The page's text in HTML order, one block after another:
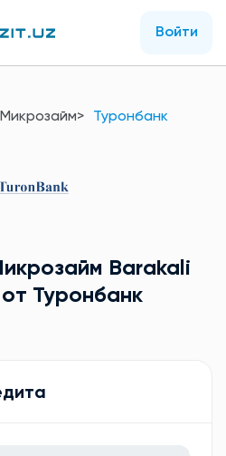
Войти
Микрозайм Туронбанк
Barakali
от Туронбанк